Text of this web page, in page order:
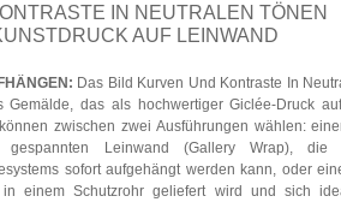
IN NEUTRALEN TÖNEN
AUF LEINWAND
Das Bild Kurven Und Kontraste In
Gemälde, das als hochwertiger Giclée-Druck
zwischen zwei Ausführungen wählen:
gespannten Leinwand (Gallery Wrap),
sofort aufgehängt werden kann, oder
einem Schutzrohr geliefert wird und sich